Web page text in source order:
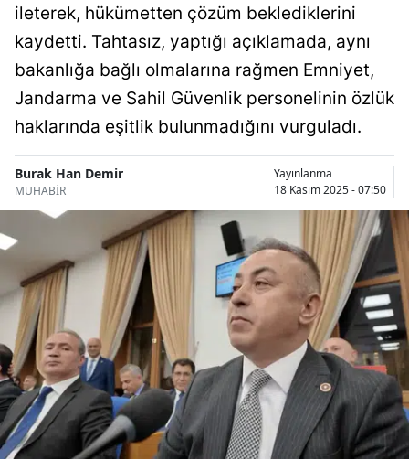
Bingöl
Bitlis
Burdur
Bursa
Çanakkale
Çankırı
Çorum
Denizli
Diyarbakır
Edirne
ileterek, hükümetten çözüm beklediklerini
kaydetti. Tahtasız, yaptığı açıklamada, aynı
bakanlığa bağlı olmalarına rağmen Emniyet,
Jandarma ve Sahil Güvenlik personelinin özlük
haklarında eşitlik bulunmadığını vurguladı.
Burak Han Demir
MUHABİR
Yayınlanma
18 Kasım 2025 - 07:50